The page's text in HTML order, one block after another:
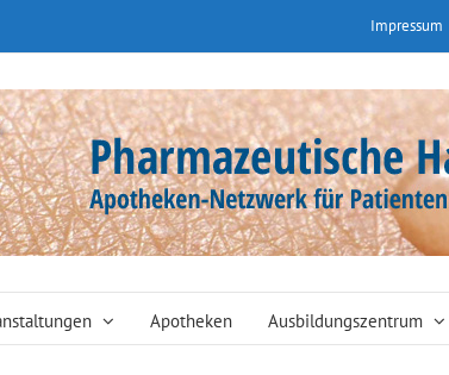
Impressum
Apotheken Ausbildungszentrum